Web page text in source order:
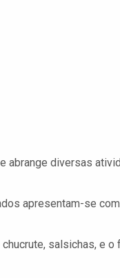
abrange diversas
apresentam-se
salsichas, e